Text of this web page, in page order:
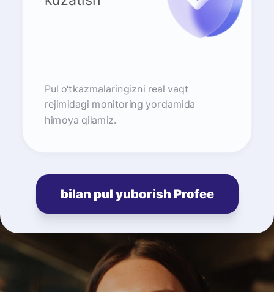
Pul o‘tkazmalaringizni real vaqt
rejimidagi monitoring yordamida
himoya qilamiz.
bilan pul yuborish Profee